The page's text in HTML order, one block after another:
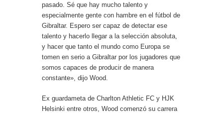
pasado. Sé que hay mucho talento y
especialmente gente con hambre en el fútbol de
Gibraltar. Espero ser capaz de detectar ese
talento y hacerlo llegar a la selección absoluta,
y hacer que tanto el mundo como Europa se
tomen en serio a Gibraltar por los jugadores que
somos capaces de producir de manera
constante», dijo Wood.
Ex guardameta de Charlton Athletic FC y HJK
Helsinki entre otros, Wood comenzó su carrera